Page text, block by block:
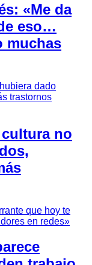
«Me da
eso…
muchas
no